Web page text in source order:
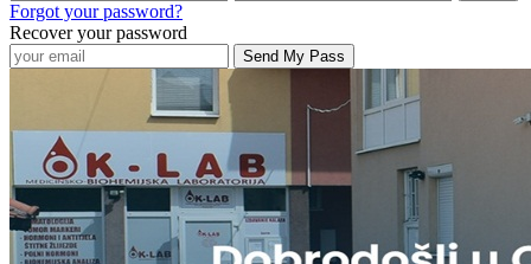
Forgot your password?
Recover your password